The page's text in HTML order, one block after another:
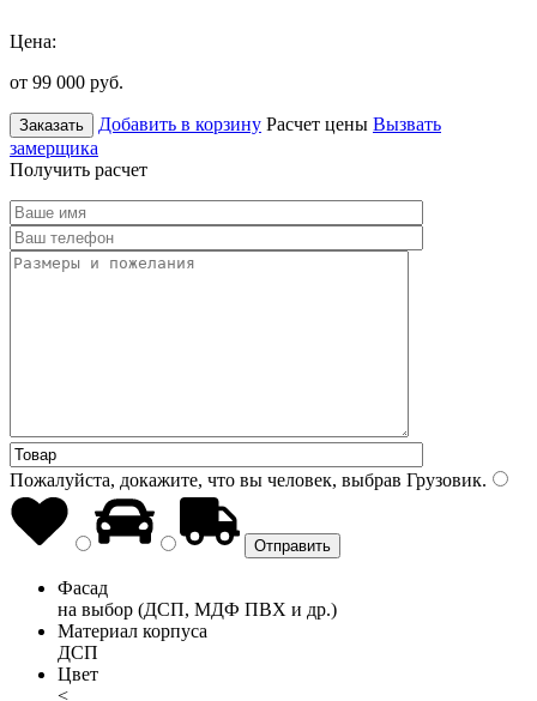
Цена:
от 99 000 руб.
Заказать Добавить в корзину Расчет цены Вызвать
замерщика
Получить расчет
Пожалуйста, докажите, что вы человек, выбрав Грузовик.
Фасад
на выбор (ДСП, МДФ ПВХ и др.)
Материал корпуса
ДСП
Цвет
<